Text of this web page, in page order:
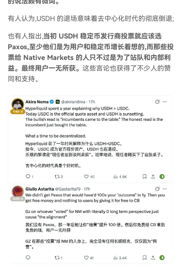
有人认为,USDH 的退场意味着去中心化时代的彻底倒退;
也有人指出,当初 USDH 稳定币发行商投票就应该选
Paxos,至少他们是为用户和稳定币增长着想的,而那些投
票给 Native Markets 的人只不过是为了站队和内部利
益。最终用户一无所获。 这些言论也获得了不少人的赞
同和支持。